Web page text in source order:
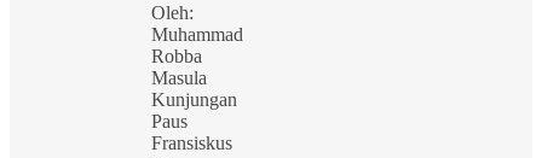
Oleh:
Muhammad
Robba
Masula
Kunjungan
Paus
Fransiskus